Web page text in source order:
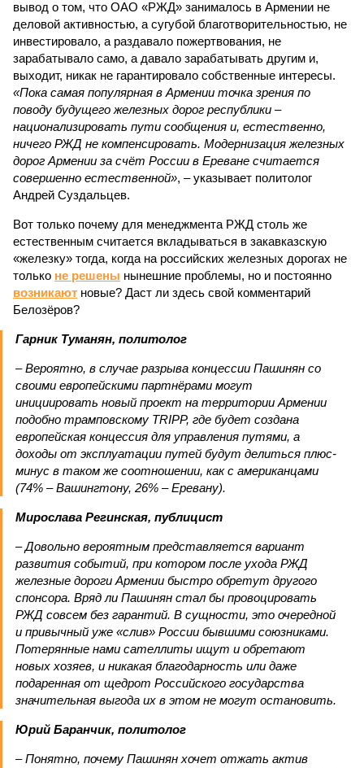
вывод о том, что ОАО «РЖД» занималось в Армении не
деловой активностью, а сугубой благотворительностью, не
инвестировало, а раздавало пожертвования, не
зарабатывало само, а давало зарабатывать другим и,
выходит, никак не гарантировало собственные интересы.
«Пока самая популярная в Армении точка зрения по
поводу будущего железных дорог рес­публики –
национализировать пути сообщения и, естественно,
ничего РЖД не компенсировать. Модернизация железных
дорог Армении за счёт России в Ереване считается
совершенно естественной», – указывает политолог
Андрей Суздальцев.
Вот только почему для менеджмента РЖД столь же
естественным считается вкладываться в закавказскую
«железку» тогда, когда на российских железных дорогах не
только не решены нынешние проблемы, но и постоянно
возникают новые? Даст ли здесь свой комментарий
Белозёров?
Гарник Туманян, политолог
– Вероятно, в случае разрыва концессии Пашинян со
своими европейскими партнёрами могут
инициировать новый проект на территории Армении
подобно трамповскому TRIPP, где будет создана
европейская концессия для управления путями, а
доходы от эксплуатации путей будут делиться плюс-
минус в таком же соотношении, как с американцами
(74% – Вашингтону, 26% – Еревану).
Мирослава Регинская, публицист
– Довольно вероятным представляется вариант
развития событий, при котором после ухода РЖД
железные дороги Армении быстро обретут другого
спонсора. Вряд ли Пашинян стал бы провоцировать
РЖД совсем без гарантий. В сущности, это очередной
и привычный уже «слив» России бывшими союзниками.
Потерянные нами сателлиты ищут и обретают
новых хозяев, и никакая благодарность или даже
подаренная от щедрот Российского государства
значительная выгода их в этом не могут остановить.
Юрий Баранчик, политолог
– Понятно, почему Пашинян хочет отжать актив